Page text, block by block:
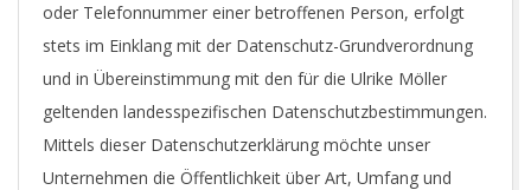
oder Telefonnummer einer betroffenen Person, erfolgt
stets im Einklang mit der Datenschutz-Grundverordnung
und in Übereinstimmung mit den für die Ulrike Möller
geltenden landesspezifischen Datenschutzbestimmungen.
Mittels dieser Datenschutzerklärung möchte unser
Unternehmen die Öffentlichkeit über Art, Umfang und